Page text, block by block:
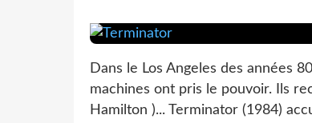
Dans le Los Angeles des années
machines ont pris le pouvoir. Ils
Hamilton )... Terminator (1984)